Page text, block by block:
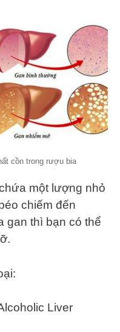
cồn trong rượu bia
một lượng nhỏ
chiếm đến
gan thì bạn có thể
Liver